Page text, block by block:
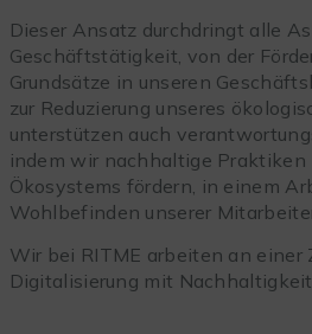
Dieser Ansatz durchdringt alle
Geschäftstätigkeit, von der
Grundsätze in unseren
zur Reduzierung unseres
unterstützen auch
indem wir nachhaltige Praktiken
Ökosystems fördern, in einem
Wohlbefinden unserer
Wir bei RITME arbeiten an einer
Digitalisierung mit